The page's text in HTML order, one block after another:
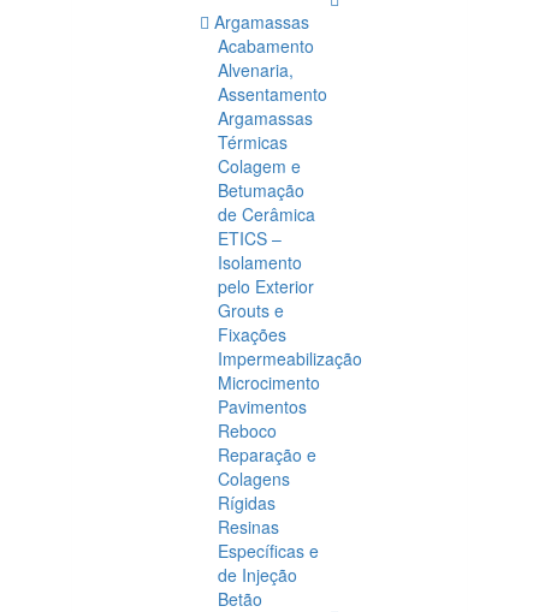
Argamassas
Acabamento
Alvenaria,
Assentamento
Argamassas
Térmicas
Colagem e
Betumação
de Cerâmica
ETICS –
Isolamento
pelo Exterior
Grouts e
Fixações
Impermeabilização
Microcimento
Pavimentos
Reboco
Reparação e
Colagens
Rígidas
Resinas
Específicas e
de Injeção
Betão